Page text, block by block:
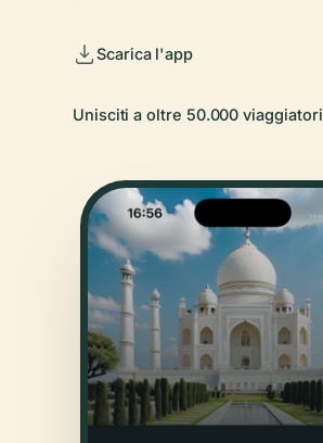
Scarica l'app
Unisciti a oltre 50.000 viaggiatori